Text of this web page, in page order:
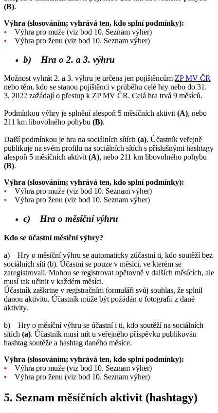
(B).
Výhra (slosováním; vyhrává ten, kdo splní podmínky):
• Výhra pro muže (viz bod 10. Seznam výher)
• Výhra pro ženu (viz bod 10. Seznam výher)
b) Hra o 2. a 3. výhru
Možnost vyhrát 2. a 3. výhru je určena jen pojištěncům ZP MV ČR
nebo těm, kdo se stanou pojištěnci v průběhu celé hry nebo do 31.
3. 2022 zažádají o přestup k ZP MV ČR. Celá hra trvá 9 měsíců.
Podmínkou výhry je splnění alespoň 5 měsíčních aktivit (A), nebo
211 km libovolného pohybu (B).
Další podmínkou je hra na sociálních sítích (a). Účastník veřejně
publikuje na svém profilu na sociálních sítích s příslušnými hashtagy
alespoň 5 měsíčních aktivit (A), nebo 211 km libovolného pohybu
(B).
Výhra (slosováním; vyhrává ten, kdo splní podmínky):
• Výhra pro muže (viz bod 10. Seznam výher)
• Výhra pro ženu (viz bod 10. Seznam výher)
c) Hra o měsíční výhru
Kdo se účastní měsíční výhry?
a) Hry o měsíční výhru se automaticky zúčastní ti, kdo soutěží bez
sociálních sítí (b). Účastní se pouze v měsíci, ve kterém se
zaregistrovali. Mohou se registrovat opětovně v dalších měsících, ale
musí tak učinit v každém měsíci.
Účastník zaškrtne v registračním formuláři svůj souhlas, že splnil
danou aktivitu. Účastník může být požádán o fotografii z dané
aktivity.
b) Hry o měsíční výhru se účastní i ti, kdo soutěží na sociálních
sítích (a). Účastník musí mít u veřejného příspěvku publikován
hashtag soutěže a hashtag daného měsíce.
Výhra (slosováním; vyhrává ten, kdo splní podmínky):
•
Výhra pro muže (viz bod 10. Seznam výher)
•
Výhra pro ženu (viz bod 10. Seznam výher)
5. Seznam měsíčních aktivit (hashtagy)